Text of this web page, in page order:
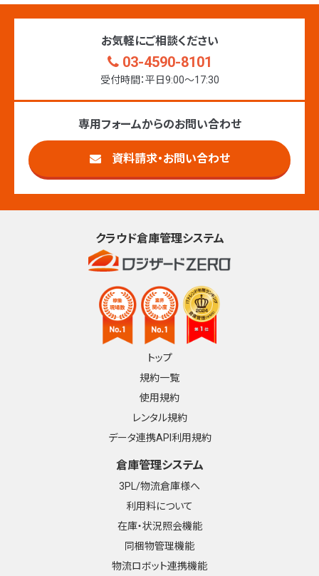
お気軽にご相談ください
03-4590-8101
受付時間：平日9:00〜17:30
専用フォームからのお問い合わせ
資料請求・お問い合わせ
クラウド倉庫管理システム
トップ
規約一覧
使用規約
レンタル規約
データ連携API利用規約
倉庫管理システム
3PL/物流倉庫様へ
利用料について
在庫・状況照会機能
同梱物管理機能
物流ロボット連携機能